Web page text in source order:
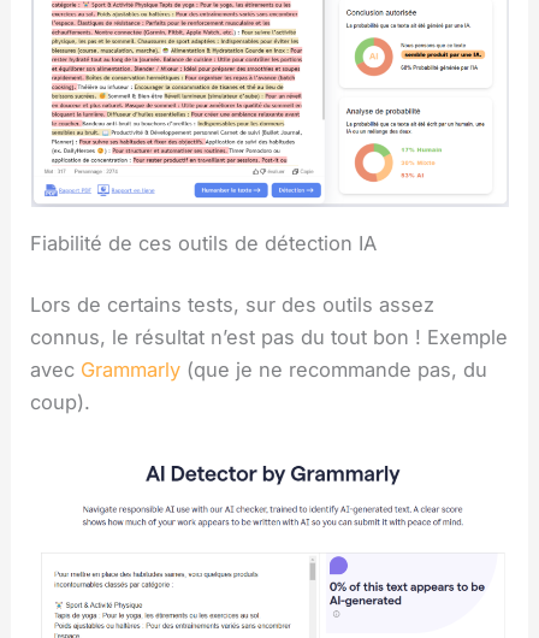
Fiabilité de ces outils de détection IA
Lors de certains tests, sur des outils assez
connus, le résultat n’est pas du tout bon ! Exemple
avec Grammarly (que je ne recommande pas, du
coup).